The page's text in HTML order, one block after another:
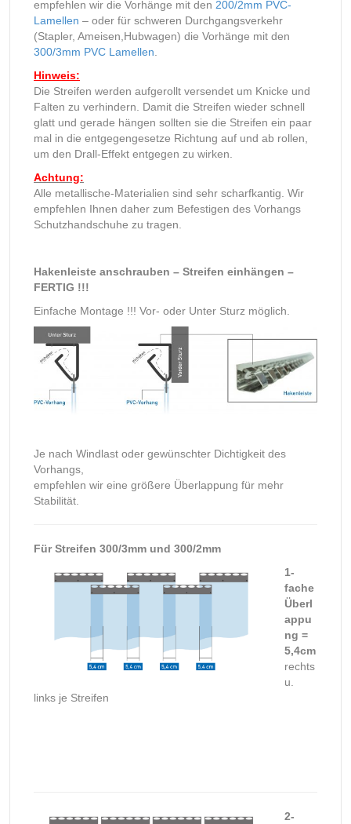
empfehlen wir die Vorhänge mit den 200/2mm PVC-
Lamellen – oder für schweren Durchgangsverkehr
(Stapler, Ameisen,Hubwagen) die Vorhänge mit den
300/3mm PVC Lamellen
Hinweis:
Die Streifen werden aufgerollt versendet um Knicke und
Falten zu verhindern. Damit die Streifen wieder schnell
glatt und gerade hängen sollten sie die Streifen ein paar
mal in die entgegengesetze Richtung auf und ab rollen,
um den Drall-Effekt entgegen zu wirken.
Achtung:
Alle metallische-Materialien sind sehr scharfkantig. Wir
empfehlen Ihnen daher zum Befestigen des Vorhangs
Schutzhandschuhe zu tragen.
Hakenleiste anschrauben – Streifen einhängen –
FERTIG !!!
Einfache Montage !!! Vor- oder Unter Sturz möglich.
Je nach Windlast oder gewünschter Dichtigkeit des
Vorhangs,
empfehlen wir eine größere Überlappung für mehr
Stabilität.
Für Streifen 300/3mm und 300/2mm
1-
fache
Überl
appu
ng =
5,4cm
rechts
u.
links je Streifen
2-